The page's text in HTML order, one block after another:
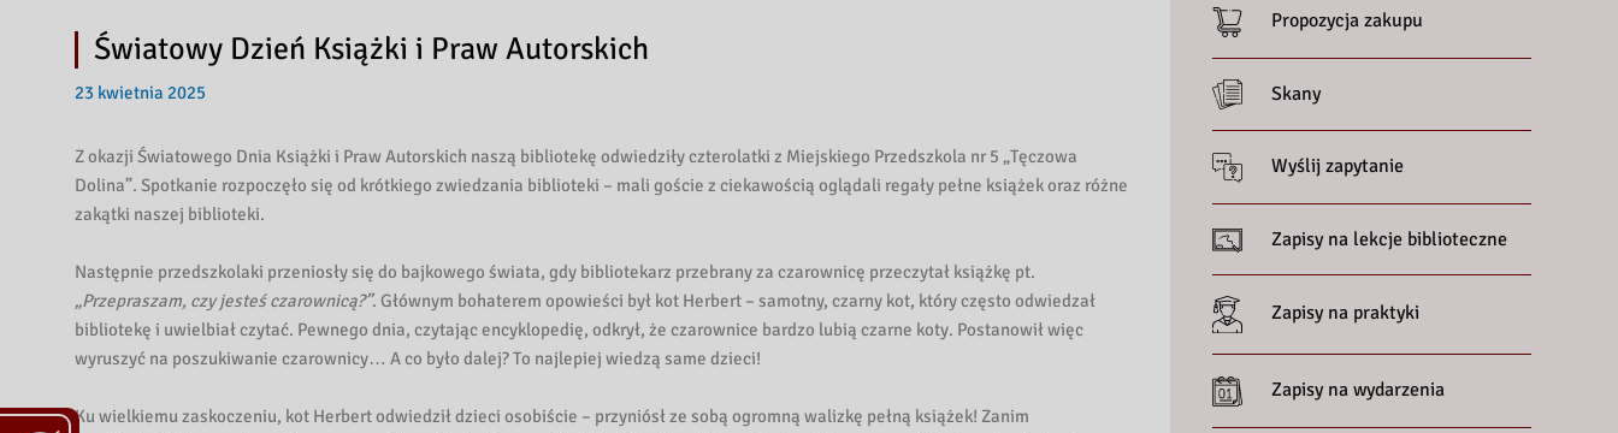
Światowy Dzień Książki i Praw Autorskich
23 kwietnia 2025
Z okazji Światowego Dnia Książki i Praw Autorskich naszą bibliotekę odwiedziły czterolatki z Miejskiego Przedszkola nr 5 „Tęczowa
Dolina”. Spotkanie rozpoczęło się od krótkiego zwiedzania biblioteki – mali goście z ciekawością oglądali regały pełne książek oraz różne
zakątki naszej biblioteki.
Następnie przedszkolaki przeniosły się do bajkowego świata, gdy bibliotekarz przebrany za czarownicę przeczytał książkę pt.
„Przepraszam, czy jesteś czarownicą?”. Głównym bohaterem opowieści był kot Herbert – samotny, czarny kot, który często odwiedzał
bibliotekę i uwielbiał czytać. Pewnego dnia, czytając encyklopedię, odkrył, że czarownice bardzo lubią czarne koty. Postanowił więc
wyruszyć na poszukiwanie czarownicy… A co było dalej? To najlepiej wiedzą same dzieci!
Ku wielkiemu zaskoczeniu, kot Herbert odwiedził dzieci osobiście – przyniósł ze sobą ogromną walizkę pełną książek! Zanim
Propozycja zakupu
Skany
Wyślij zapytanie
Zapisy na lekcje biblioteczne
Zapisy na praktyki
Zapisy na wydarzenia